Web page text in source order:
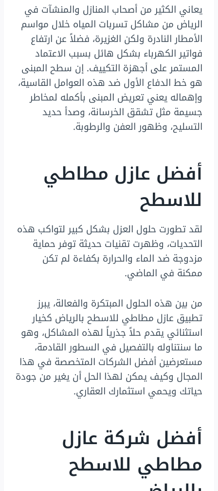
يعاني الكثير من أصحاب المنازل والمنشآت في
الرياض من مشاكل تسربات المياه خلال مواسم
الأمطار النادرة ولكن الغزيرة، فضلاً عن ارتفاع
فواتير الكهرباء بشكل هائل بسبب الاعتماد
المستمر على أجهزة التكييف. إن سطح المبنى
هو خط الدفاع الأول ضد هذه العوامل القاسية،
وإهماله يعني تعريض المبنى بأكمله لمخاطر
جسيمة مثل تشقق الخرسانة، وصدأ حديد
التسليح، وظهور العفن والرطوبة.
أفضل عازل مطاطي
للاسطح
لقد تطورت حلول العزل بشكل كبير لتواكب هذه
التحديات، وظهرت تقنيات حديثة توفر حماية
مزدوجة ضد الماء والحرارة بكفاءة لم تكن
ممكنة في الماضي.
من بين هذه الحلول المبتكرة والفعالة، يبرز
تطبيق عازل مطاطي للاسطح بالرياض كخيار
استثنائي يقدم حلاً جذرياً لهذه المشاكل، وهو
ما سنتناوله بالتفصيل في السطور القادمة،
مستعرضين أفضل الشركات المتخصصة في هذا
المجال وكيف يمكن لهذا الحل أن يغير من جودة
حياتك ويحمي استثمارك العقاري.
أفضل شركة عازل
مطاطي للاسطح